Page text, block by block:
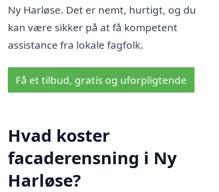
Ny Harløse. Det er nemt, hurtigt, og du
kan være sikker på at få kompetent
assistance fra lokale fagfolk.
Få et tilbud, gratis og uforpligtende
Hvad koster
facaderensning i Ny
Harløse?